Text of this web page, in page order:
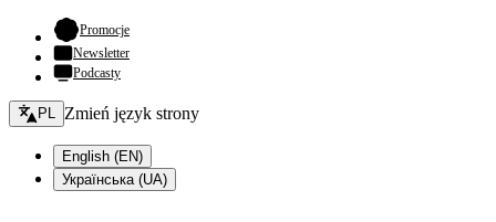
Promocje- otwiera się w nowej karcie
Newsletter
Podcasty
Zmień język - bieżący:
PL Zmień język strony
English (EN)
Українська (UA)